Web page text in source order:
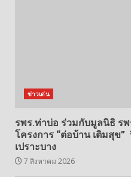
ข่าวเด่น
รพร.ท่าบ่อ ร่วมกับมูลนิธิ ร
โครงการ “ต่อบ้าน เติมสุข
เปราะบาง
7 สิงหาคม 2026